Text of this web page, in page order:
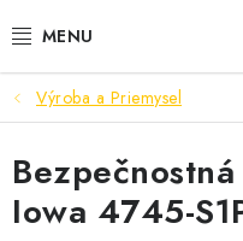
na
PRACOVNÁ A
VOĽNOČASOVÁ OBUV
VÝPREDAJ
Výroba a Priemysel
Iowa 4745-